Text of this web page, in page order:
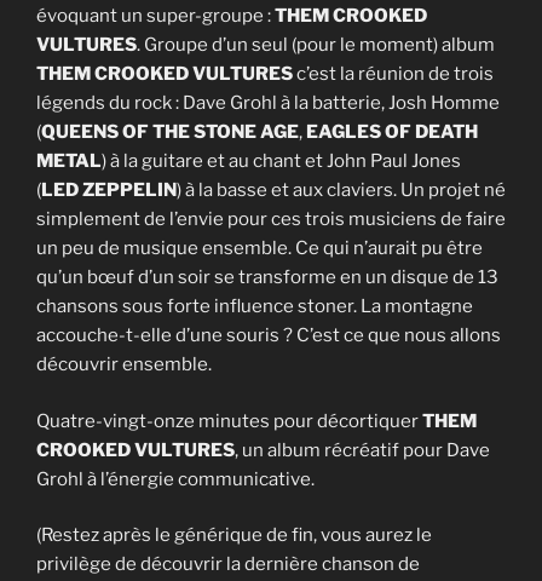
évoquant un super-groupe :THEM CROOKED
VULTURES. Groupe d’un seul (pour le moment) album
THEM CROOKED VULTURESc’est la réunion de trois
légends du rock : Dave Grohl à la batterie, Josh Homme
(QUEENS OF THE STONE AGE, EAGLES OF DEATH
METAL) à la guitare et au chant et John Paul Jones
(LED ZEPPELIN) à la basse et aux claviers. Un projet né
simplement de l’envie pour ces trois musiciens de faire
un peu de musique ensemble. Ce qui n’aurait pu être
qu’un bœuf d’un soir se transforme en un disque de 13
chansons sous forte influence stoner. La montagne
accouche-t-elle d’une souris ? C’est ce que nous allons
découvrir ensemble.
Quatre-vingt-onze minutes pour décortiquerTHEM
CROOKED VULTURES, un album récréatif pour Dave
Grohl à l’énergie communicative.
(Restez après le générique de fin, vous aurez le
privilège de découvrir la dernière chanson de